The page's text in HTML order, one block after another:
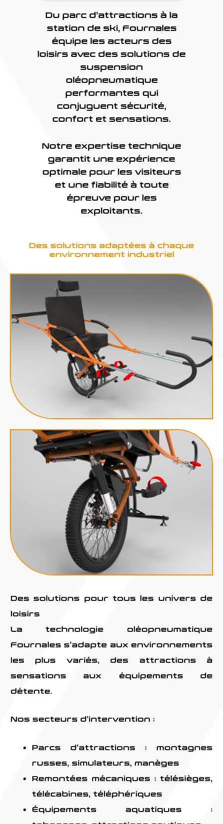
Du parc d’attractions à la
station de ski, Fournales
équipe les acteurs des
loisirs avec des solutions de
suspension
oléopneumatique
performantes qui
conjuguent sécurité,
confort et sensations.
Notre expertise technique
garantit une expérience
optimale pour les visiteurs
et une fiabilité à toute
épreuve pour les
exploitants.
Des solutions adaptées à chaque
environnement industriel
Des solutions pour tous les univers de
loisirs
La technologie oléopneumatique
Fournales s’adapte aux environnements
les plus variés, des attractions à
sensations aux équipements de
détente.
Nos secteurs d’intervention :
Parcs d’attractions : montagnes
russes, simulateurs, manèges
Remontées mécaniques : télésièges,
télécabines, téléphériques
Équipements aquatiques :